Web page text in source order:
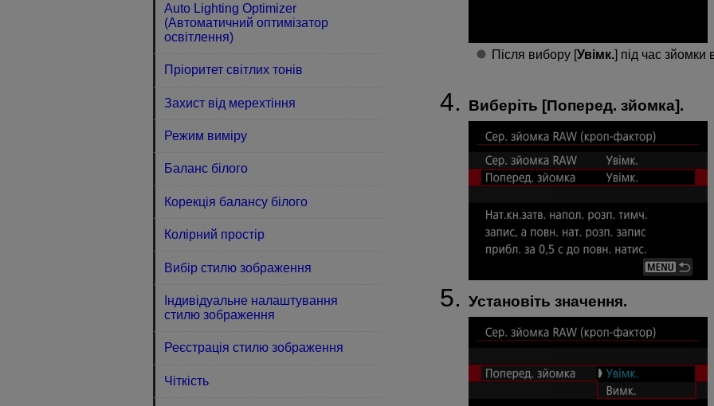
Після вибору [Увімк.] під час зйомки
Виберіть [Поперед. зйомка].
Установіть значення.
Auto Lighting Optimizer
(Автоматичний оптимізатор
освітлення)
Пріоритет світлих тонів
Захист від мерехтіння
Режим виміру
Баланс білого
Корекція балансу білого
Колірний простір
Вибір стилю зображення
Індивідуальне налаштування
стилю зображення
Реєстрація стилю зображення
Чіткість